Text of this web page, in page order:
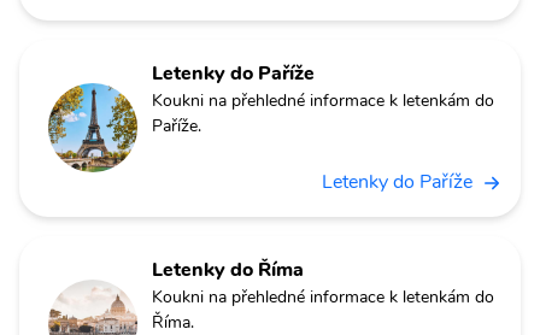
Letenky do Paříže
Koukni na přehledné informace k letenkám do
Paříže.
Letenky do Paříže
Letenky do Říma
Koukni na přehledné informace k letenkám do
Říma.